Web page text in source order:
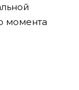
момента